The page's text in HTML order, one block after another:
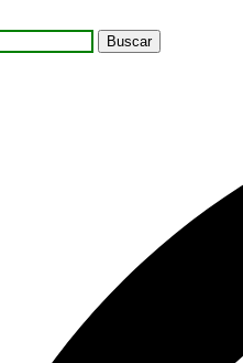
Buscar